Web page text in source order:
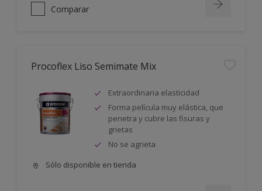
Comparar
Procoflex Liso Semimate Mix
Extraordinaria elasticidad
Forma película muy elástica, que
penetra y cubre las fisuras y
grietas
No se agrieta
Sólo disponible en tienda